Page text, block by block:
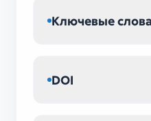
Ключевые
DOI